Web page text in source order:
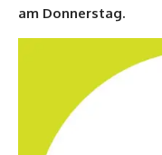
am Donnerstag.